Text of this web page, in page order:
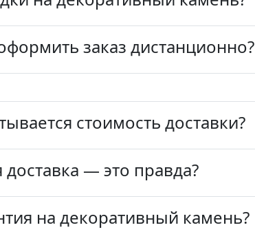
заказ дистанционно?
стоимость доставки?
доставка — это правда?
на декоративный камень?